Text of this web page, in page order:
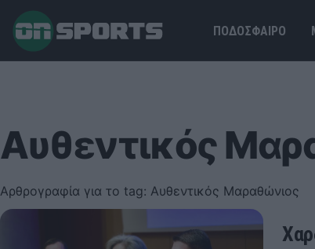
ΠΟΔΟΣΦΑΙΡΟ
Αυθεντικός
Αρθρογραφία για το tag: Αυθεντικός Μαραθώνιος